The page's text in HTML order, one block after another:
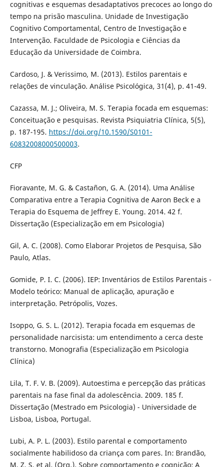
cognitivas e esquemas desadaptativos precoces ao longo do
tempo na prisão masculina. Unidade de Investigação
Cognitivo Comportamental, Centro de Investigação e
Intervenção. Faculdade de Psicologia e Ciências da
Educação da Universidade de Coimbra.
Cardoso, J. & Verissimo, M. (2013). Estilos parentais e
relações de vinculação. Análise Psicológica, 31(4), p. 41-49.
Cazassa, M. J.; Oliveira, M. S. Terapia focada em esquemas:
Conceituação e pesquisas. Revista Psiquiatria Clínica, 5(5),
p. 187-195. https://doi.org/10.1590/S0101-
60832008000500003.
CFP
Fioravante, M. G. & Castañon, G. A. (2014). Uma Análise
Comparativa entre a Terapia Cognitiva de Aaron Beck e a
Terapia do Esquema de Jeffrey E. Young. 2014. 42 f.
Dissertação (Especialização em em Psicologia)
Gil, A. C. (2008). Como Elaborar Projetos de Pesquisa, São
Paulo, Atlas.
Gomide, P. I. C. (2006). IEP: Inventários de Estilos Parentais -
Modelo teórico: Manual de aplicação, apuração e
interpretação. Petrópolis, Vozes.
Isoppo, G. S. L. (2012). Terapia focada em esquemas de
personalidade narcisista: um entendimento a cerca deste
transtorno. Monografia (Especialização em Psicologia
Clínica)
Lila, T. F. V. B. (2009). Autoestima e percepção das práticas
parentais na fase final da adolescência. 2009. 185 f.
Dissertação (Mestrado em Psicologia) - Universidade de
Lisboa, Lisboa, Portugal.
Lubi, A. P. L. (2003). Estilo parental e comportamento
socialmente habilidoso da criança com pares. In: Brandão,
M. Z. S. et al. (Org.). Sobre comportamento e cognição: A